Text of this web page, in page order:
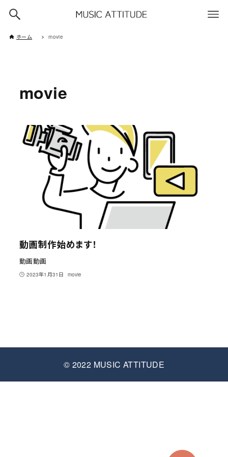
ホーム movie
movie
動画制作始めます！
動画動画
2023年1月31日 movie
© 2022 MUSIC ATTITUDE